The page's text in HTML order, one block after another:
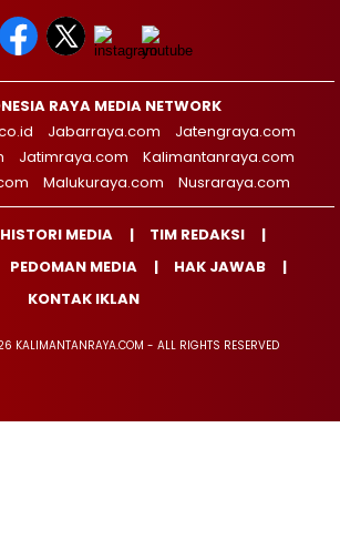
RAYA MEDIA NETWORK
Jabarraya.com
Jatengraya.com
Jatimraya.com
Kalimantanraya.com
Malukuraya.com Nusraraya.com
HISTORI MEDIA
TIM REDAKSI
PEDOMAN MEDIA
HAK JAWAB
KONTAK IKLAN
KALIMANTANRAYA.COM - ALL RIGHTS RESERVED